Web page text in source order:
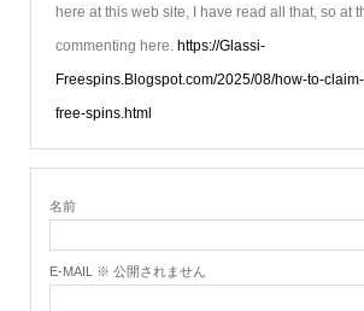
here at this web site, I have read all that, so at
commenting here. https://Glassi-
Freespins.Blogspot.com/2025/08/how-to-
free-spins.html
名前
E-MAIL ※ 公開されません